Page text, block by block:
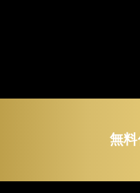
無